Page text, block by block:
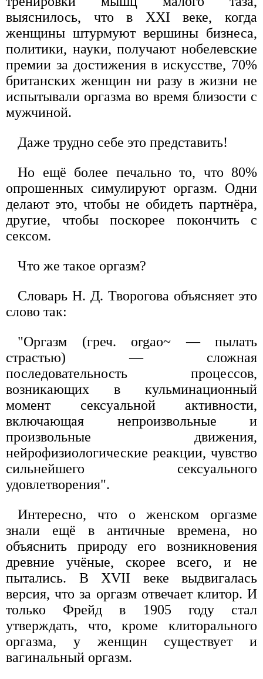
выяснилось, что в XXI веке, когда
женщины штурмуют вершины бизнеса,
политики, науки, получают нобелевские
премии за достижения в искусстве, 70%
британских женщин ни разу в жизни не
испытывали оргазма во время близости с
мужчиной.
Даже трудно себе это представить!
Но ещё более печально то, что 80%
опрошенных симулируют оргазм. Одни
делают это, чтобы не обидеть партнёра,
другие, чтобы поскорее покончить с
сексом.
Что же такое оргазм?
Словарь Н. Д. Творогова объясняет это
слово так:
"Оргазм (греч. orgao~ — пылать
страстью) — сложная
последовательность процессов,
возникающих в кульминационный
момент сексуальной активности,
включающая непроизвольные и
произвольные движения,
нейрофизиологические реакции, чувство
сильнейшего сексуального
удовлетворения".
Интересно, что о женском оргазме
знали ещё в античные времена, но
объяснить природу его возникновения
древние учёные, скорее всего, и не
пытались. В XVII веке выдвигалась
версия, что за оргазм отвечает клитор. И
только Фрейд в 1905 году стал
утверждать, что, кроме клиторального
оргазма, у женщин существует и
вагинальный оргазм.